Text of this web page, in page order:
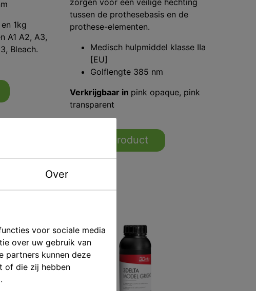
1kg
A1 A2, A3,
Bleach.
zorgen voor een veilige hechting
tussen de prothesebasis en de
prothese-elementen.
Medisch hulpmiddel klasse IIa
[EU]
Golflengte 385 nm
Verkrijgbaar in pink opaque, pink
transparent
naar product
Over
voor sociale media
over uw gebruik van
partners kunnen deze
of die zij hebben
.